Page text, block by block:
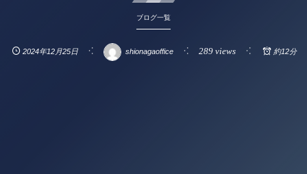
ブログ一覧
2024年12月25日 shionagaoffice 289 views 約12分